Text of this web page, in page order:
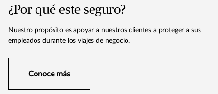
¿Por qué este seguro?
Nuestro propósito es apoyar a nuestros clientes a proteger a sus
empleados durante los viajes de negocio.
Conoce más